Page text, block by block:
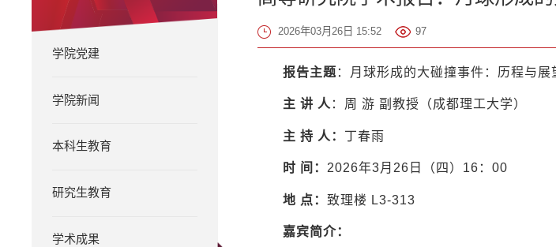
学院党建
学院新闻
本科生教育
研究生教育
学术成果
2026年03月26日 15:52 97
报告主题 ：月球形成的大碰撞事件：历程与展
主 讲 人 ：周 游 副教授（成都理工大学）
主 持 人： 丁春雨
时 间： 2026年3月26日（四）16：00
地 点： 致理楼 L3-313
嘉宾简介：